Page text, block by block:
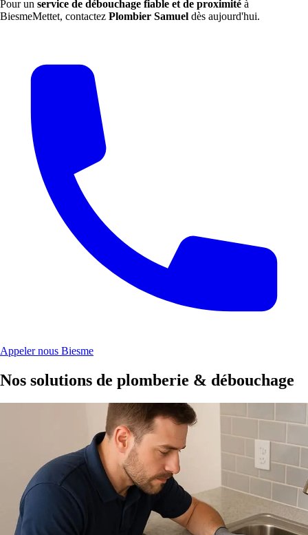
Pour un service de débouchage fiable et de proximité à
BiesmeMettet, contactez Plombier Samuel dès aujourd'hui.
Appeler nous Biesme
Nos solutions de plomberie & débouchage